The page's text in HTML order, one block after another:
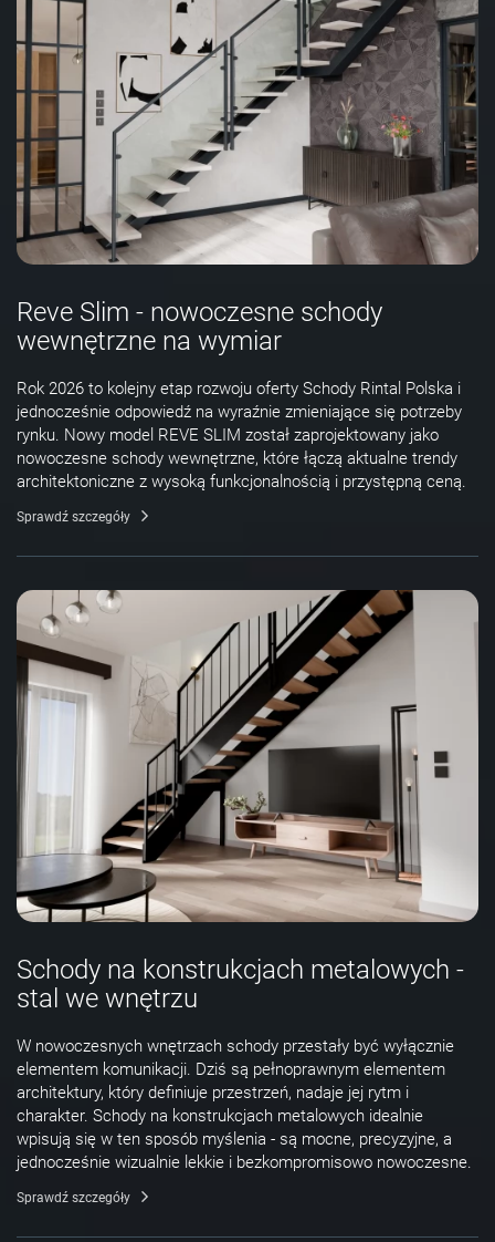
Reve Slim - nowoczesne schody
wewnętrzne na wymiar
Rok 2026 to kolejny etap rozwoju oferty Schody Rintal Polska i
jednocześnie odpowiedź na wyraźnie zmieniające się potrzeby
rynku. Nowy model REVE SLIM został zaprojektowany jako
nowoczesne schody wewnętrzne, które łączą aktualne trendy
architektoniczne z wysoką funkcjonalnością i przystępną ceną.
Sprawdź szczegóły
Schody na konstrukcjach metalowych -
stal we wnętrzu
W nowoczesnych wnętrzach schody przestały być wyłącznie
elementem komunikacji. Dziś są pełnoprawnym elementem
architektury, który definiuje przestrzeń, nadaje jej rytm i
charakter. Schody na konstrukcjach metalowych idealnie
wpisują się w ten sposób myślenia - są mocne, precyzyjne, a
jednocześnie wizualnie lekkie i bezkompromisowo nowoczesne.
Sprawdź szczegóły